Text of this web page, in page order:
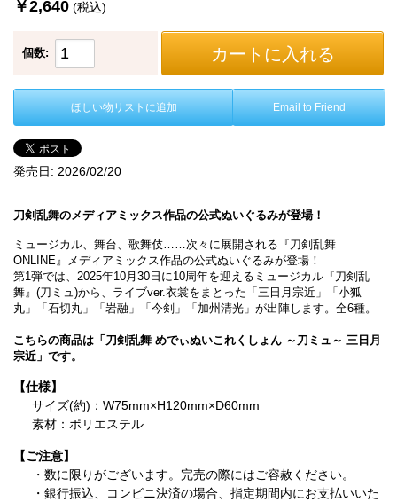
￥2,640 (税込)
個数: カートに入れる
ほしい物リストに追加 Email to Friend
発売日: 2026/02/20
刀剣乱舞のメディアミックス作品の公式ぬいぐるみが登場！
ミュージカル、舞台、歌舞伎……次々に展開される『刀剣乱舞
ONLINE』メディアミックス作品の公式ぬいぐるみが登場！
第1弾では、2025年10月30日に10周年を迎えるミュージカル『刀剣乱
舞』(刀ミュ)から、ライブver.衣裳をまとった「三日月宗近」「小狐
丸」「石切丸」「岩融」「今剣」「加州清光」が出陣します。全6種。
こちらの商品は「刀剣乱舞 めでぃぬいこれくしょん ～刀ミュ～ 三日月
宗近」です。
【仕様】
サイズ(約)：W75mm×H120mm×D60mm
素材：ポリエステル
【ご注意】
・数に限りがございます。完売の際にはご容赦ください。
・銀行振込、コンビニ決済の場合、指定期間内にお支払いいた